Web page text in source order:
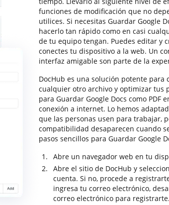
funciones de modificación que no
utilices. Si necesitas Guardar Google
hacerlo tan rápido como en casi
de tu equipo tengan. Puedes editar y
conectes tu dispositivo a la web. Un
interfaz amigable son parte de la
DocHub es una solución potente para
cualquier otro archivo y optimizar tus
para Guardar Google Docs como PDF
conexión a internet. Lo hemos
que las personas usen para trabajar,
compatibilidad desaparecen cuando
pasos sencillos para Guardar Google
Abre un navegador web en tu
Abre el sitio de DocHub y
cuenta. Si no, procede a
ingresa tu correo electrónico,
correo electrónico para registrarte.